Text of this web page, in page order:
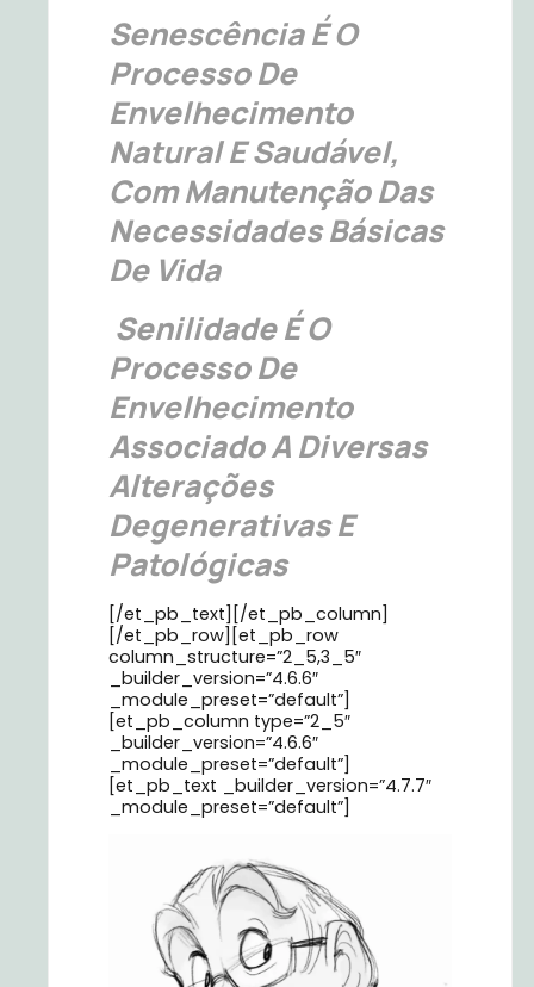
SenescênciaÉ O
Processo De
Envelhecimento
Natural E Saudável,
Com Manutenção Das
Necessidades Básicas
De Vida
SenilidadeÉ O
Processo De
Envelhecimento
Associado A Diversas
Alterações
Degenerativas E
Patológicas
[/et_pb_text][/et_pb_column]
[/et_pb_row][et_pb_row
column_structure=”2_5,3_5″
_builder_version=”4.6.6″
_module_preset=”default”]
[et_pb_column type=”2_5″
_builder_version=”4.6.6″
_module_preset=”default”]
[et_pb_text _builder_version=”4.7.7″
_module_preset=”default”]